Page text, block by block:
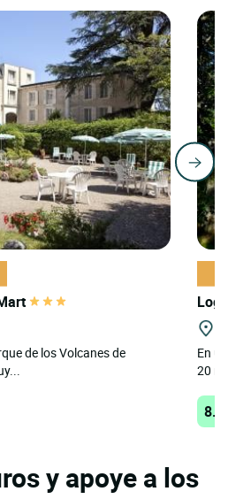
de los Volcanes de
En
20
y apoye a los